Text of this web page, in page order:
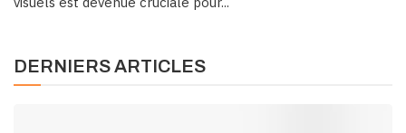
DERNIERS ARTICLES